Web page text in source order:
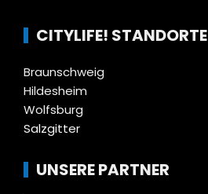
CITYLIFE! STANDORTE
Braunschweig
Hildesheim
Wolfsburg
Salzgitter
UNSERE PARTNER